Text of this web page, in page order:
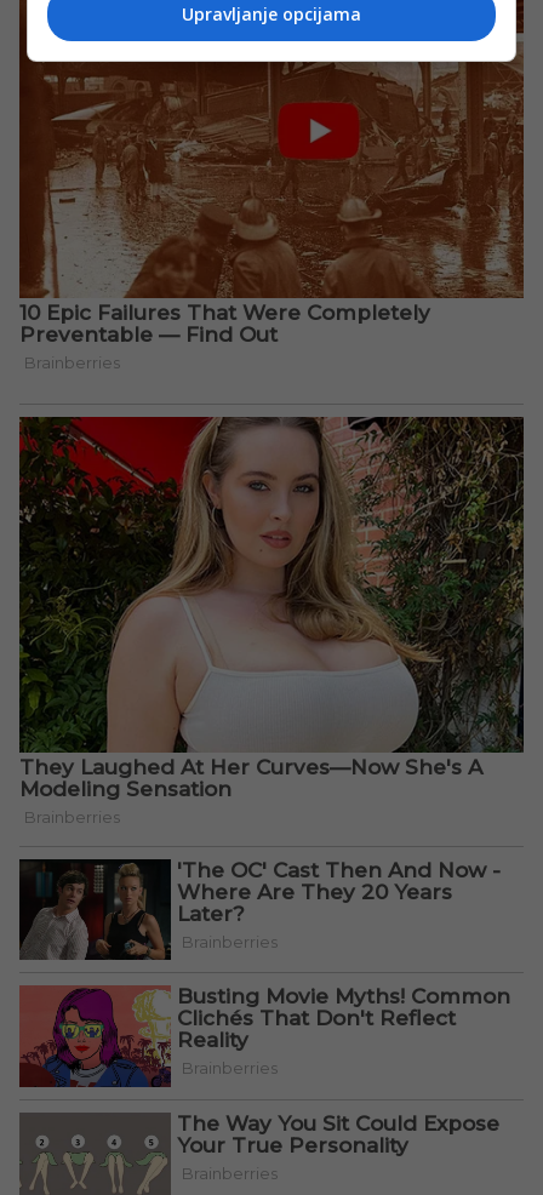
Upravljanje opcijama